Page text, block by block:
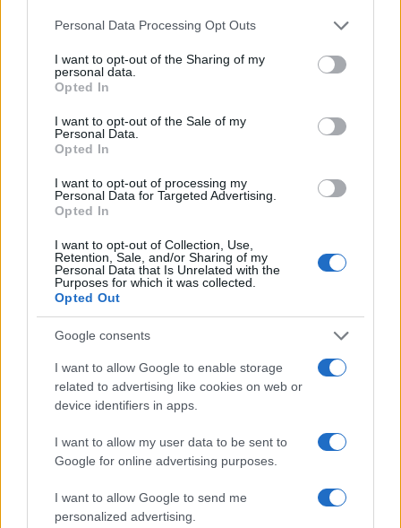
Please note that this website/app uses one or more Google
not limited to your visit or usage behaviour. You may click to
grant or deny consent to Google and its third-party tags to
use your data for below specified purposes in below Google
consent section.
Personal Data Processing Opt Outs
I want to opt-out of the Sharing of my
personal data.
Opted In
I want to opt-out of the Sale of my
Personal Data.
Opted In
I want to opt-out of processing my
Personal Data for Targeted Advertising.
Opted In
I want to opt-out of Collection, Use,
Retention, Sale, and/or Sharing of my
Personal Data that Is Unrelated with the
Purposes for which it was collected.
Opted Out
Google consents
I want to allow Google to enable storage
related to advertising like cookies on web or
device identifiers in apps.
I want to allow my user data to be sent to
Google for online advertising purposes.
I want to allow Google to send me
personalized advertising.
50 /50
2000 /2000
Όροι Χρήσης . Το site προστατεύεται από reCAPTCHA, ισχύουν
Ελλάδα
ΒΑΣΙΛΗΣ ΚΙΚΙΛΙΑΣ
ΚΡΟΥΑΖΙΕΡΑ
Share:
Ακολουθήστε το Νewsit.gr στοGoogle Newsκαι
ενημερωθείτε πρώτοι για όλη την ειδησεογραφία και τα
της ημέρας